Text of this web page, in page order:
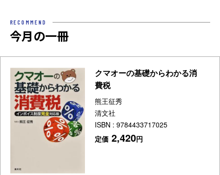
RECOMMEND
今月の一冊
クマオーの基礎からわかる消
費税
熊王征秀
清文社
ISBN : 9784433717025
定価2,420円